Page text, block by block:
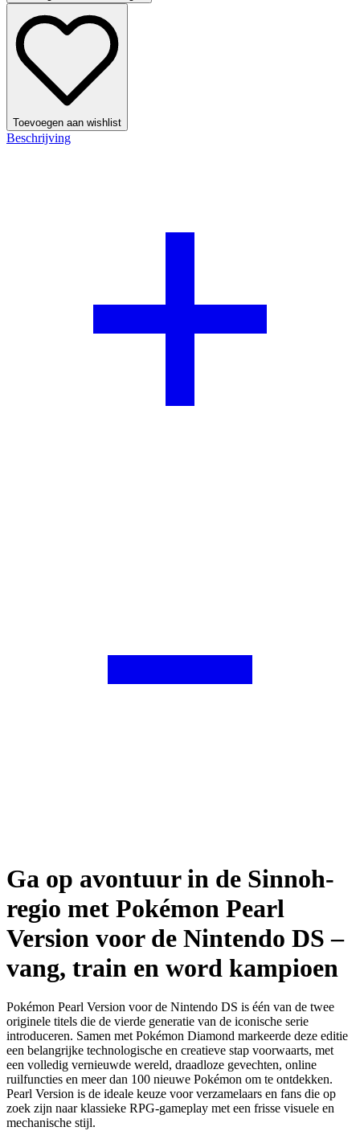
Toevoegen aan wishlist
Beschrijving
Ga op avontuur in de Sinnoh-
regio met Pokémon Pearl
Version voor de Nintendo DS –
vang, train en word kampioen
Pokémon Pearl Version voor de Nintendo DS is één van de twee
originele titels die de vierde generatie van de iconische serie
introduceren. Samen met Pokémon Diamond markeerde deze editie
een belangrijke technologische en creatieve stap voorwaarts, met
een volledig vernieuwde wereld, draadloze gevechten, online
ruilfuncties en meer dan 100 nieuwe Pokémon om te ontdekken.
Pearl Version is de ideale keuze voor verzamelaars en fans die op
zoek zijn naar klassieke RPG-gameplay met een frisse visuele en
mechanische stijl.